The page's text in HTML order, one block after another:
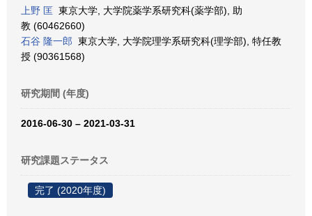
上野 匡 東京大学, 大学院薬学系研究科(薬学部), 助
教 (60462660)
石谷 隆一郎 東京大学, 大学院理学系研究科(理学部), 特任教
授 (90361568)
研究期間 (年度)
2016-06-30 – 2021-03-31
研究課題ステータス
完了 (2020年度)